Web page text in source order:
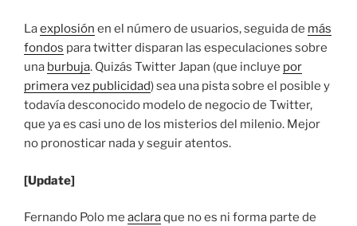
Laexplosión en el número de usuarios, seguida de más
fondos para twitter disparan las especulaciones sobre
una burbuja. Quizás Twitter Japan (que incluye por
primera vez publicidad) sea una pista sobre el posible y
todavía desconocido modelo de negocio de Twitter,
que ya es casi uno de los misterios del milenio. Mejor
no pronosticar nada y seguir atentos.
[Update]
Fernando Polo me aclaraque no es ni forma parte de